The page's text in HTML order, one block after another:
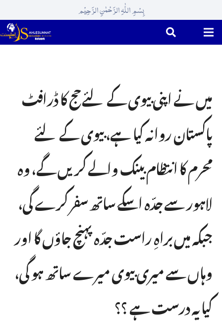
بِسْمِ اللّٰہِ الرَّحْمٰنِ الرَّحِیْم
میں نے اپنی بیوی کے لئے حج کا ڈرافٹ
پاکستان روانہ کیا ہے، بیوی کے لئے
مِحرم کا انتظام بینک والے کریں گے، وہ
لاہور سے جدّہ اسکے ساتھ سفر کرے گی،
جبکہ میں براہِ راست جدّہ پہنچ جاؤں گا اور
وہاں سے میری بیوی میرے ساتھ ہو گی،
کیا یہ درست ہے ؟؟